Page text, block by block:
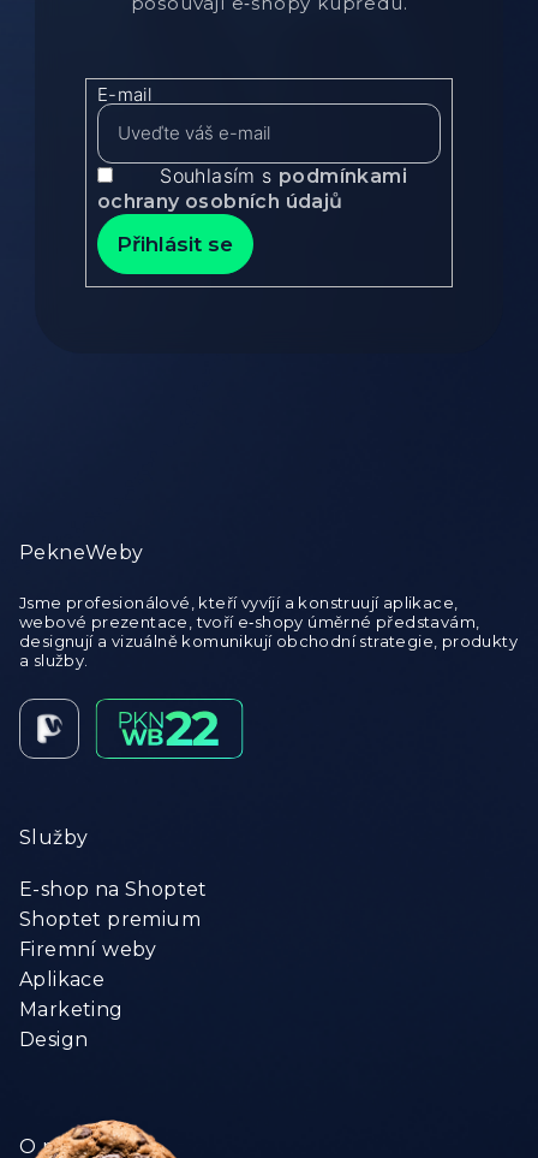
E-mail
Souhlasím s podmínkami
ochrany osobních údajů
Přihlásit se
PekneWeby
Jsme profesionálové, kteří vyvíjí a konstruují aplikace,
webové prezentace, tvoří e‑shopy úměrné představám,
designují a vizuálně komunikují obchodní strategie, produkty
a služby.
Služby
E-shop na Shoptet
Shoptet premium
Firemní weby
Aplikace
Marketing
Design
O nás